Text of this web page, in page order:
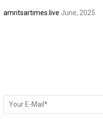
amritsartimes.live June, 2025